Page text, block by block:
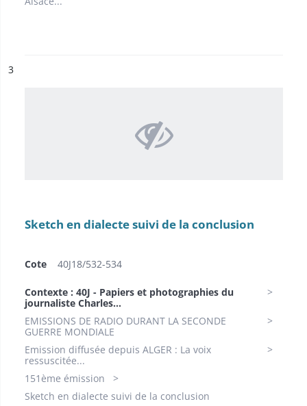
n°
3
Sketch en dialecte suivi de la conclusion
Cote 40J18/532-534
Contexte : 40J - Papiers et photographies du
journaliste Charles...
EMISSIONS DE RADIO DURANT LA SECONDE
GUERRE MONDIALE
Emission diffusée depuis ALGER : La voix
ressuscitée...
151ème émission
Sketch en dialecte suivi de la conclusion